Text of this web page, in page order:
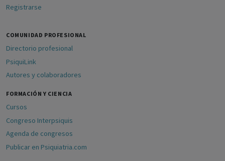
Registrarse
COMUNIDAD PROFESIONAL
Directorio profesional
PsiquiLink
Autores y colaboradores
FORMACIÓN Y CIENCIA
Cursos
Congreso Interpsiquis
Agenda de congresos
Publicar en Psiquiatria.com